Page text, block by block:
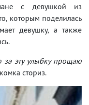
с девушкой из
которым поделилась
девушку, а также
эту улыбку прощаю
сториз.